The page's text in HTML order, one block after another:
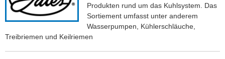
Produkten rund um das Kuhlsystem. Das
Sortiement umfasst unter anderem
Wasserpumpen, Kühlerschläuche,
Treibriemen und Keilriemen